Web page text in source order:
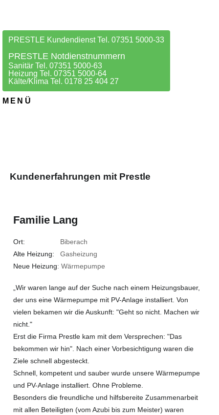
PRESTLE Kundendienst Tel. 07351 5000-33
PRESTLE Notdienstnummern
Sanitär Tel. 07351 5000-63
Heizung Tel. 07351 5000-64
Kälte/Klima Tel. 0178 25 404 27
MENÜ
Kundenerfahrungen mit Prestle
Familie Lang
Ort: Biberach
Alte Heizung: Gasheizung
Neue Heizung: Wärmepumpe
„Wir waren lange auf der Suche nach einem Heizungsbauer,
der uns eine Wärmepumpe mit PV-Anlage installiert. Von
vielen bekamen wir die Auskunft: "Geht so nicht. Machen wir
nicht."
Erst die Firma Prestle kam mit dem Versprechen: "Das
bekommen wir hin". Nach einer Vorbesichtigung waren die
Ziele schnell abgesteckt.
Schnell, kompetent und sauber wurde unsere Wärmepumpe
und PV-Anlage installiert. Ohne Probleme.
Besonders die freundliche und hilfsbereite Zusammenarbeit
mit allen Beteiligten (vom Azubi bis zum Meister) waren